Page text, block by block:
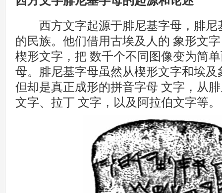
西方文字起源于腓尼基字母，腓尼
的民族。他们借用古埃及人的 象形文
楔形文字，把 数千个不同图像变为简
母。腓尼基字母虽然从楔形文字和埃
但却是真正成形的拼音字母 文字，从
文字、拉丁 文字，以及阿拉伯文字等。